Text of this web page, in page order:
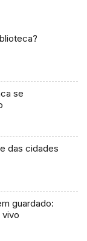
se
das cidades
guardado:
vivo